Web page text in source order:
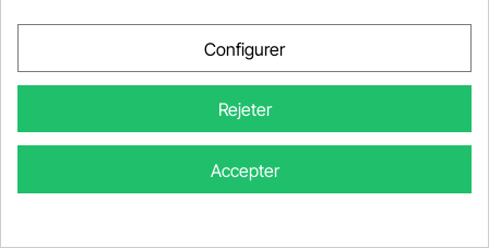
Le client est responsable de :
respecter toutes les instructions du produit, du logiciel et du
maintenir une alimentation stable du véhicule et de
l’ordinateur pendant les opérations de programmation,
Configurer
Rejeter
Accepter